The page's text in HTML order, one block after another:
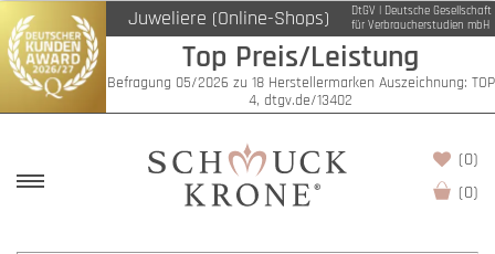
Juweliere (Online-Shops)
DtGV | Deutsche Gesellschaft
für Verbraucherstudien mbH
Top Preis/Leistung
Befragung 05/2026 zu 18 Herstellermarken Auszeichnung: TOP
4, dtgv.de/13402
(0)
(0)